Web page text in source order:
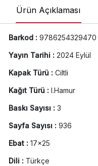
Ürün Açıklaması
Barkod : 9786254329470
Yayın Tarihi : 2024 Eylül
Kapak Türü : Ciltli
Kağıt Türü : I.Hamur
Baskı Sayısı : 3
Sayfa Sayısı : 936
Ebat : 17x25
Dili : Türkçe